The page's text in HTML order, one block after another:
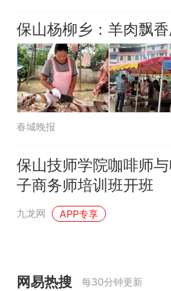
保山杨柳乡：羊肉飘香
春城晚报
保山技师学院咖啡师
子商务师培训班开班
九龙网 APP专享
网易热搜 每30分钟更新